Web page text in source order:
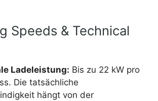
Speeds & Technical
Ladeleistung: Bis zu 22 kW pro
Die tatsächliche
hängt von der